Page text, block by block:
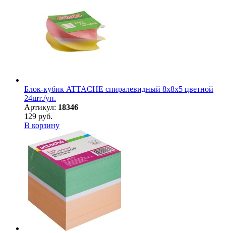
Блок-кубик ATTACHE спиралевидный 8х8х5 цветной
24шт./уп.
Артикул: 18346
129 руб.
В корзину